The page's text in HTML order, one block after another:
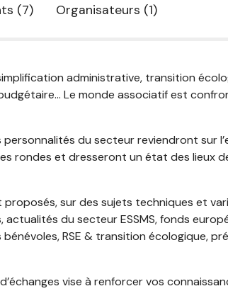
(7) Organisateurs (1)
administrative, transition
Le monde associatif est
du secteur reviendront sur
rondes et dresseront un état des lieux
sur des sujets techniques et
du secteur ESSMS, fonds
RSE & transition écologique,
vise à renforcer vos